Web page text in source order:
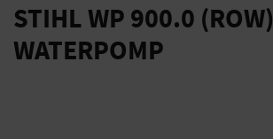
STIHL WP 900.0 (ROW)
WATERPOMP